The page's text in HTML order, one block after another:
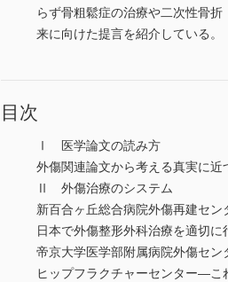
らず骨粗鬆症の治療や二次性骨
来に向けた提言を紹介している。
目次
Ⅰ 医学論文の読み方
外傷関連論文から考える真実に
Ⅱ 外傷治療のシステム
新百合ヶ丘総合病院外傷再建セ
日本で外傷整形外科治療を適切
帝京大学医学部附属病院外傷セ
ヒップフラクチャーセンター―